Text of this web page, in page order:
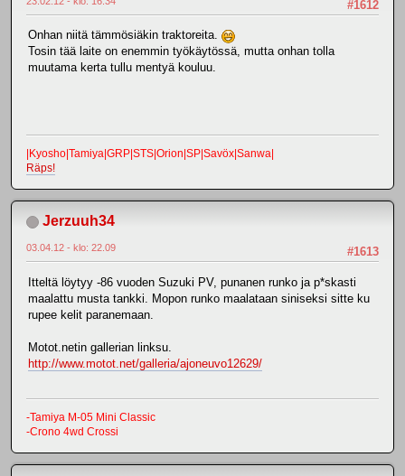
#1612
Onhan niitä tämmösiäkin traktoreita.
Tosin tää laite on enemmin työkäytössä, mutta onhan tolla
muutama kerta tullu mentyä kouluu.
|Kyosho|Tamiya|GRP|STS|Orion|SP|Savöx|Sanwa|
Räps!
Jerzuuh34
#1613
03.04.12 - klo: 22.09
Itteltä löytyy -86 vuoden Suzuki PV, punanen runko ja p*skasti
maalattu musta tankki. Mopon runko maalataan siniseksi sitte ku
rupee kelit paranemaan.
Motot.netin gallerian linksu.
http://www.motot.net/galleria/ajoneuvo12629/
-Tamiya M-05 Mini Classic
-Crono 4wd Crossi